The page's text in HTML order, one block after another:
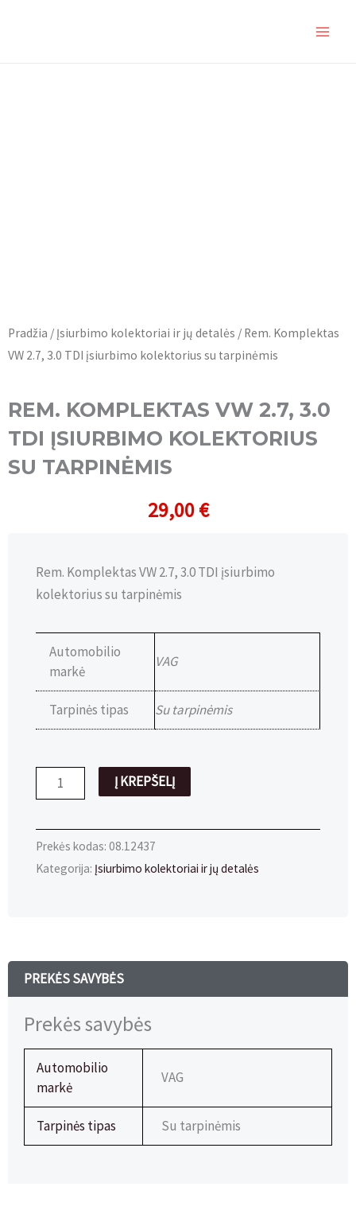
Pradžia / Įsiurbimo kolektoriai ir jų detalės / Rem. Komplektas
VW 2.7, 3.0 TDI įsiurbimo kolektorius su tarpinėmis
REM. KOMPLEKTAS VW 2.7, 3.0
TDI ĮSIURBIMO KOLEKTORIUS
SU TARPINĖMIS
29,00€
Rem. Komplektas VW 2.7, 3.0 TDI įsiurbimo
kolektorius su tarpinėmis
Automobilio
markė
VAG
Tarpinės tipas Su tarpinėmis
produkto
kiekis:
Komplektas
VW
kolektorius
su
tarpinėmis
Į KREPŠELĮ
Prekės kodas: 08.12437
Kategorija: Įsiurbimo kolektoriai ir jų detalės
PREKĖS SAVYBĖS
Prekės savybės
Automobilio
markė
VAG
Tarpinės tipas Su tarpinėmis